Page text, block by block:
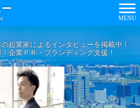
MENU
起業家によるインタビューを掲載中！
企業ＰＲ・ブランディング支援！